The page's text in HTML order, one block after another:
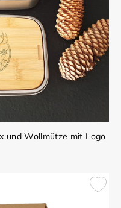
und Wollmütze mit Logo